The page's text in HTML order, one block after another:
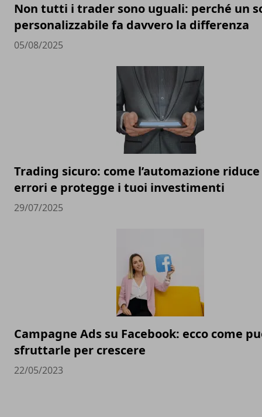
Non tutti i trader sono uguali: perché un
personalizzabile fa davvero la differenza
05/08/2025
Trading sicuro: come l’automazione
errori e protegge i tuoi investimenti
29/07/2025
Campagne Ads su Facebook: ecco come
sfruttarle per crescere
22/05/2023